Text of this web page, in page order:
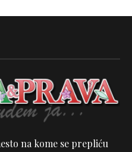
na kome se prepliću